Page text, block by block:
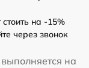
на -15%
через звонок
выполняется на